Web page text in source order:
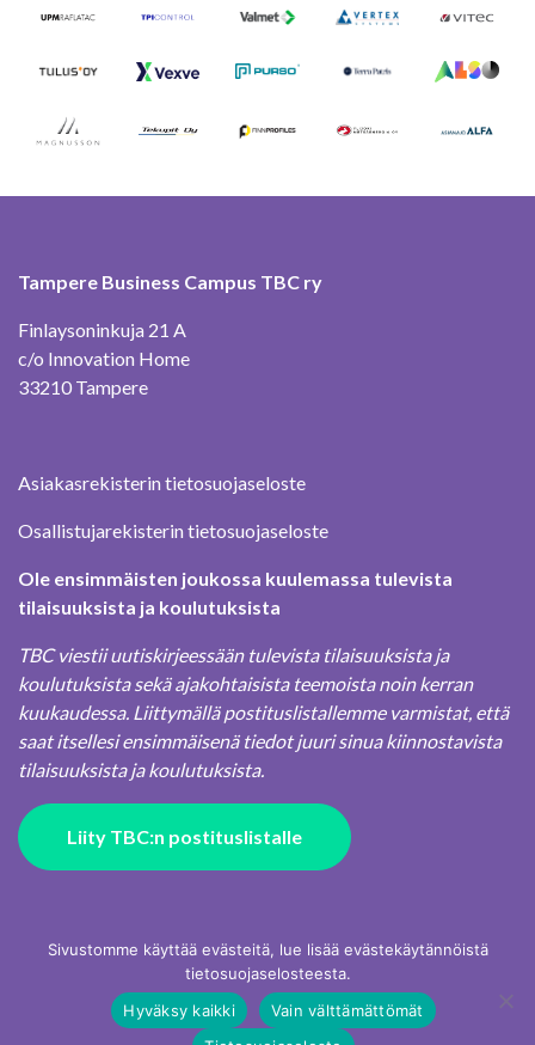
Tampere Business Campus TBC ry
Finlaysoninkuja 21 A
c/o Innovation Home
33210 Tampere
Asiakasrekisterin tietosuojaseloste
Osallistujarekisterin tietosuojaseloste
Ole ensimmäisten joukossa kuulemassa tulevista
tilaisuuksista ja koulutuksista
TBC viestii uutiskirjeessään tulevista tilaisuuksista ja
koulutuksista sekä ajakohtaisista teemoista noin kerran
kuukaudessa. Liittymällä postituslistallemme varmistat, että
saat itsellesi ensimmäisenä tiedot juuri sinua kiinnostavista
tilaisuuksista ja koulutuksista.
Liity TBC:n postituslistalle
Sivustomme käyttää evästeitä, lue lisää evästekäytännöistä
tietosuojaselosteesta.
Hyväksy kaikki
Vain välttämättömät